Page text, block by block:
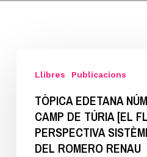
Edetana
núm.
«L’aigua
Llibres Publicacions
TÒPICA EDETANA
CAMP DE TÚRIA [EL
PERSPECTIVA
DEL ROMERO RENAU